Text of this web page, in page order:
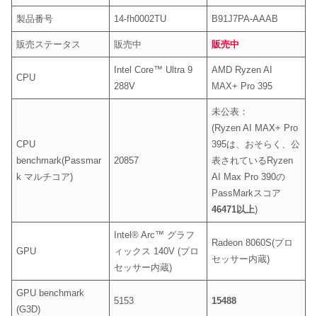
製品番号 14-fh0002TU B91J7PA-AAAB
販売ステータス 販売中 販売中
CPU
Intel Core™ Ultra 9
288V
AMD Ryzen AI
MAX+ Pro 395
CPU
benchmark(Passmar
k マルチコア)
20857
未公表：
(Ryzen AI MAX+ Pro
395は、おそらく、公
表されているRyzen
AI Max Pro 390の
PassMarkスコア
46471以上)
GPU
Intel® Arc™ グラフ
ィックス 140V (プロ
セッサー内蔵)
Radeon 8060S(プロ
セッサー内蔵)
GPU benchmark
(G3D)
5153 15488